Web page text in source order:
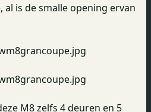
al is de smalle opening ervan
M8 zelfs 4 deuren en 5